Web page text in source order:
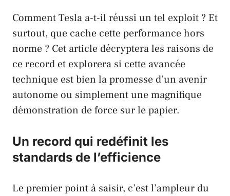
CommentTesla a-t-il réussi un tel exploit ? Et
surtout, que cache cette performance hors
norme ? Cet article décryptera les raisons de
ce record et explorera si cette avancée
technique est bien la promesse d’un avenir
autonome ou simplement une magnifique
démonstration de force sur le papier.
Un record qui redéfinit les
standards de l’efficience
Le premier point à saisir, c’est l’ampleur du